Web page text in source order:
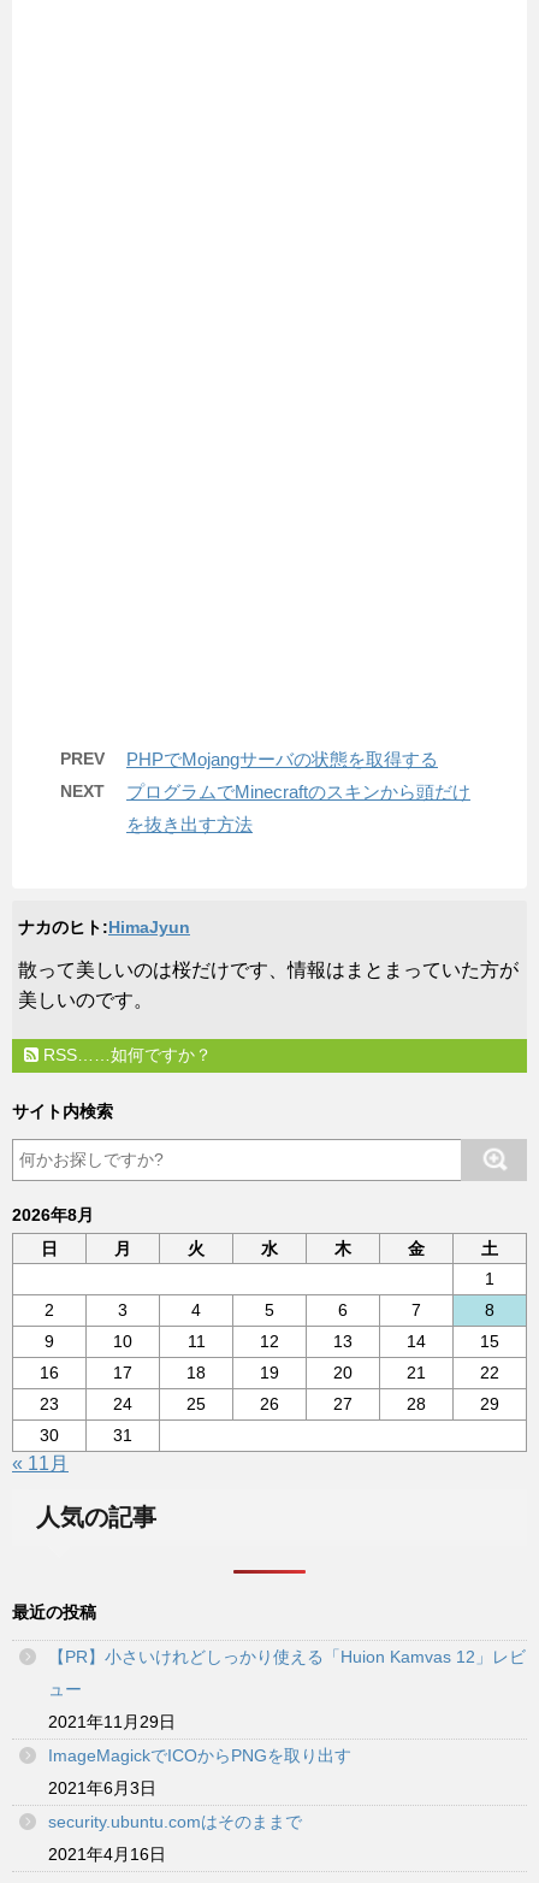
PREV PHPでMojangサーバの状態を取得する
NEXT
プログラムでMinecraftのスキンから頭だけ
を抜き出す方法
ナカのヒト:HimaJyun
​散って美しいのは桜だけです、情報はまとまっていた方が
美しいのです。
RSS……如何ですか？
サイト内検索
2026年8月
日
月 火 水 木 金
土
1
2
3 4 5 6 7
8
9
10 11 12 13 14
15
16
17 18 19 20 21
22
23
24 25 26 27 28
29
30
31
« 11月
人気の記事
最近の投稿
【PR】小さいけれどしっかり使える「Huion Kamvas 12」レビ
ュー
2021年11月29日
ImageMagickでICOからPNGを取り出す
2021年6月3日
security.ubuntu.comはそのままで
2021年4月16日